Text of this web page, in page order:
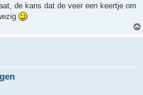
de kans dat de veer een keertje om